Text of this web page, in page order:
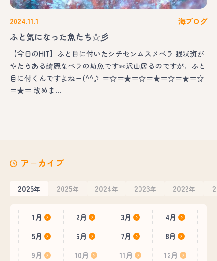
2024.11.1 海ブログ
ふと気になった魚たち☆彡
【今日のHIT】ふと目に付いたシチセンムスメベラ 眼状斑が
やたらある綺麗なベラの幼魚です👀沢山居るのですが、ふと
目に付くんですよねー(^^♪ ＝☆＝★＝☆＝★＝☆＝★＝☆
＝★＝ 改めま…
アーカイブ
2026年 2025年 2024年 2023年 2022年
1月 2月 3月
4月
5月
6月 7月
8月
9月
10月 11月 12月